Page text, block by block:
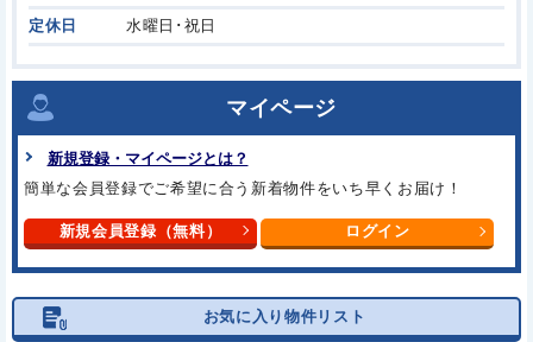
定休日 水曜日･祝日
マイページ
新規登録・マイページとは？
簡単な会員登録でご希望に合う 新着物件をいち早くお届け！
新規会員登録（無料） ログイン
お気に入り物件リスト